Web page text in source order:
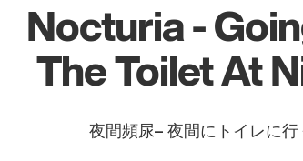
Nocturia -
The Toilet At
夜間頻尿– 夜間にトイレに行